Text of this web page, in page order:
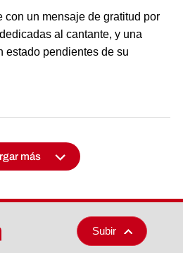
con un mensaje de gratitud por
al cantante, y una
estado pendientes de su
más
Subir